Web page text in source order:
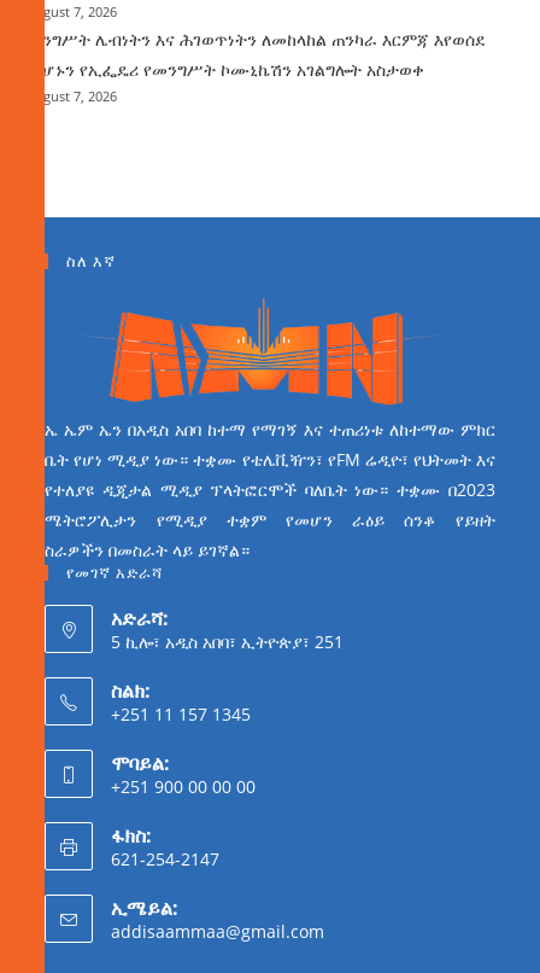
August 7, 2026
መንግሥት ሌብነትን እና ሕገወጥነትን ለመከላከል ጠንካራ እርምጃ እየወሰደ
መሆኑን የኢፌዴሪ የመንግሥት ኮሙኒኬሽን አገልግሎት አስታወቀ
August 7, 2026
ስለ እኛ
ኤ ኤም ኤን በአዲስ አበባ ከተማ የማገኝ እና ተጠሪነቱ ለከተማው ምክር
ቤት የሆነ ሚዲያ ነው። ተቋሙ የቴሌቪዥን፣ የFM ሬዲዮ፣ የህትመት እና
የተለያዩ ዲጂታል ሚዲያ ፕላትፎርሞች ባለቤት ነው። ተቋሙ በ2023
ሜትሮፖሊታን የሚዲያ ተቋም የመሆን ራዕይ ሰንቆ የይዘት
ስራዎችን በመስራት ላይ ይገኛል።
የመገኛ አድራሻ
አድራሻ:
5 ኪሎ፣ አዲስ አበባ፣ ኢትዮጵያ፣ 251
ስልክ:
+251 11 157 1345
ሞባይል:
+251 900 00 00 00
ፋክስ:
621-254-2147
ኢሜይል:
addisaammaa@gmail.com